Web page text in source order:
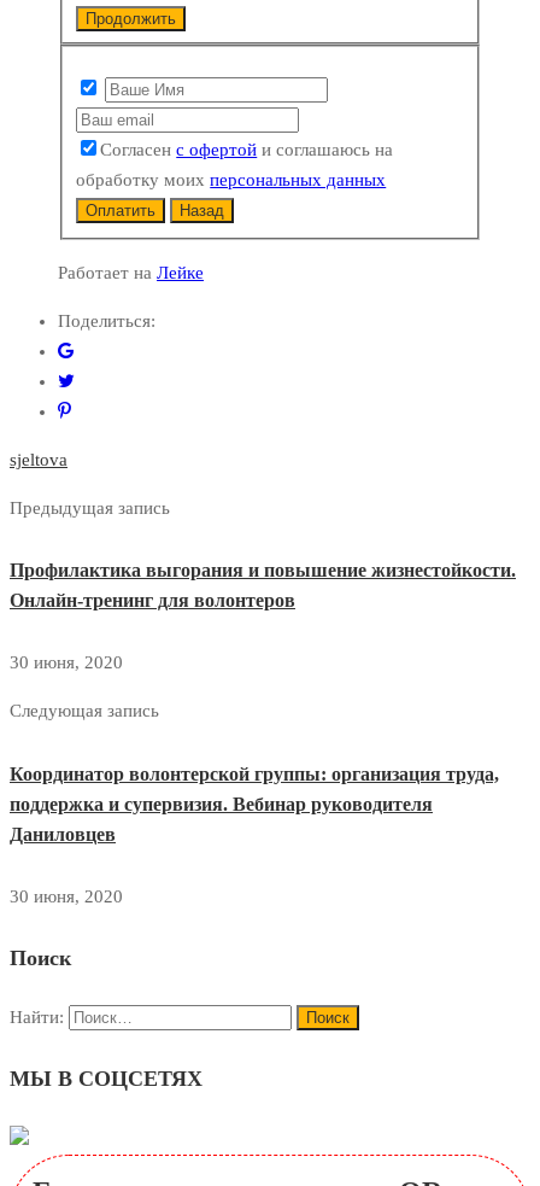
Продолжить
Согласенс офертой и соглашаюсь на
обработку моихперсональных данных
Оплатить Назад
Работает на Лейке
Поделиться:
sjeltova
Предыдущая запись
Профилактика выгорания и повышение жизнестойкости.
Онлайн-тренинг для волонтеров
30 июня, 2020
Следующая запись
Координатор волонтерской группы: организация труда,
поддержка и супервизия. Вебинар руководителя
Даниловцев
30 июня, 2020
Поиск
Найти:
МЫ В СОЦСЕТЯХ